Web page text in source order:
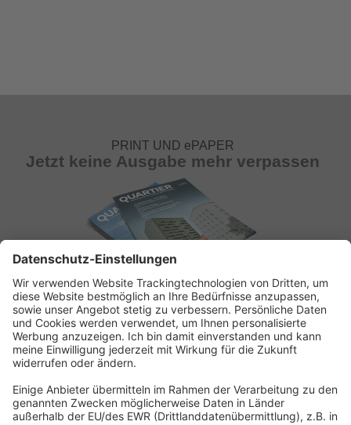
PRINT UND ePAPER
Jetzt keine Ausgabe mehr verpassen
ABONNEMENT ANFORDERN
Kostenloses Probeheft anfordern